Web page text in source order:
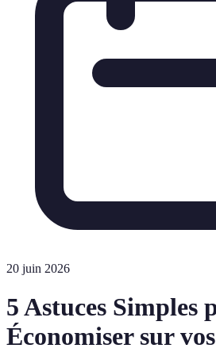
20 juin 2026
5 Astuces Simples
Économiser sur